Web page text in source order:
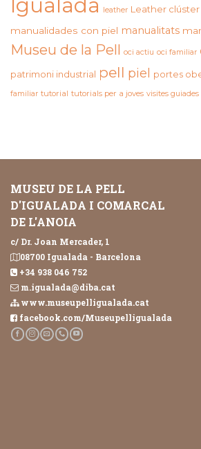
Igualada leather Leather
manualidades con piel manualitats
Museu de la Pell oci actiu oci familiar
patrimoni industrial pell piel portes
familiar tutorial tutorials per a joves visites guiades
MUSEU DE LA PELL
D'IGUALADA I COMARCAL
DE L'ANOIA
c/ Dr. Joan Mercader, 1
08700 Igualada - Barcelona
+34 938 046 752
m.igualada@diba.cat
www.museupelligualada.cat
facebook.com/Museupelligualada